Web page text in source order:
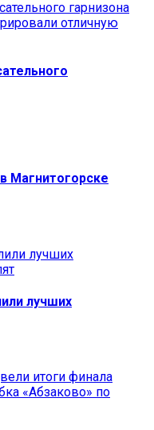
Магнитогорске
лучших